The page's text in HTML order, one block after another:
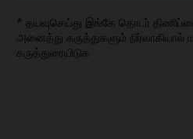
* தயவுசெய்து இங்கே தொடர்
அனைத்து கருத்துகளும் நிர்வாகியால்
கருத்துரையிடுக